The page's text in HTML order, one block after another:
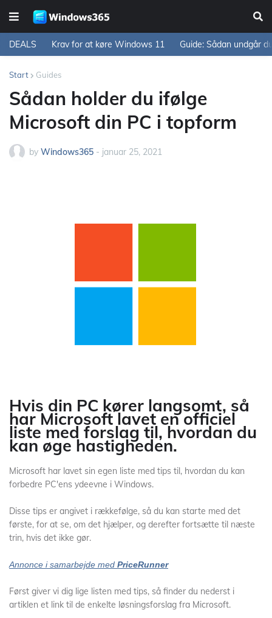
DEALS Krav for at køre Windows 11 Guide: Sådan undgår
Start Guides
Sådan holder du ifølge
Microsoft din PC i topform
by Windows365 - januar 25, 2021
Hvis din PC kører langsomt, så
har Microsoft lavet en officiel
liste med forslag til, hvordan du
kan øge hastigheden.
Microsoft har lavet sin egen liste med tips til, hvordan du kan
forbedre PC'ens ydeevne i Windows.
Disse tips er angivet i rækkefølge, så du kan starte med det
første, for at se, om det hjælper, og derefter fortsætte til næste
trin, hvis det ikke gør.
Annonce i samarbejde med PriceRunner
Først giver vi dig lige listen med tips, så finder du nederst i
artiklen et link til de enkelte løsningsforslag fra Microsoft.